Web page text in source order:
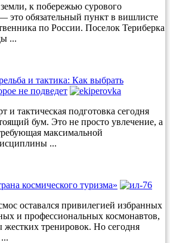
к побережью сурового
это обязательный пункт в вишлисте
по России. Поселок Териберка
...
и тактика: Как выбрать
не подведет
и тактическая подготовка сегодня
бум. Это не просто увлечение, а
максимальной
...
космического туризма»
оставался привилегией избранных
и профессиональных космонавтов,
тренировок. Но сегодня